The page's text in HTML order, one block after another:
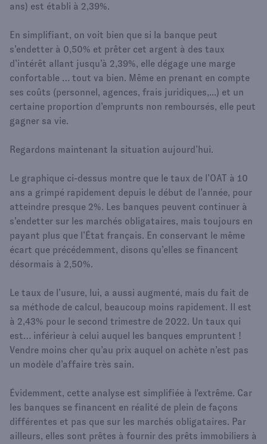
ans) est établi à 2,39%.
En simplifiant, on voit bien que si la banque peut
s’endetter à 0,50% et prêter cet argent à des taux
d’intérêt allant jusqu’à 2,39%, elle dégage une marge
confortable … tout va bien. Même en prenant en compte
ses coûts (personnel, agences, frais juridiques,...) et un
certaine proportion d’emprunts non remboursés, elle peut
gagner sa vie.
Regardons maintenant la situation aujourd’hui.
Le graphique ci-dessus montre que le taux de l’OAT à 10
ans a grimpé rapidement depuis le début de l’année, pour
atteindre presque 2%. Les banques peuvent continuer à
s’endetter sur les marchés obligataires, mais toujours en
payant plus que l’État français. En conservant le même
écart que précédemment, disons qu’elles se financent
désormais à 2,50%.
Le taux de l’usure, lui, a aussi augmenté, mais du fait de
sa méthode de calcul, beaucoup moins rapidement. Il est
à 2,43% pour le second trimestre de 2022. Un taux qui
est… inférieur à celui auquel les banques empruntent !
Vendre moins cher qu’au prix auquel on achète n’est pas
un modèle d’affaire très sain.
Évidemment, cette analyse est simplifiée à l'extrême. Car
les banques se financent en réalité de plein de façons
différentes et pas que sur les marchés obligataires. Par
ailleurs, elles sont prêtes à fournir des prêts immobiliers à